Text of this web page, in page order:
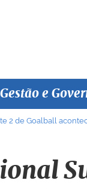
Gestão e
2 de Goalball